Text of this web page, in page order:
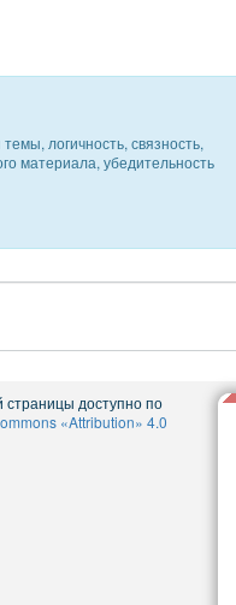
логичность, связность,
материала, убедительность
доступно по
«Attribution» 4.0